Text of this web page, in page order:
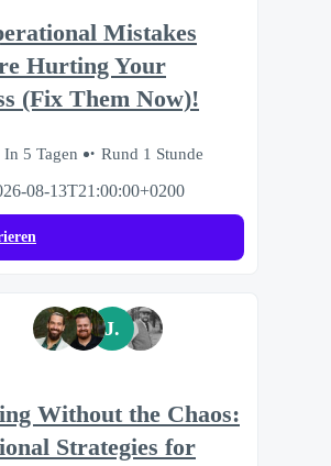
Mistakes
Hurting Your
(Fix Them Now)!
In 5 Tagen
Rund 1 Stunde
08-13T21:00:00+0200
J.
Without the Chaos:
Strategies for